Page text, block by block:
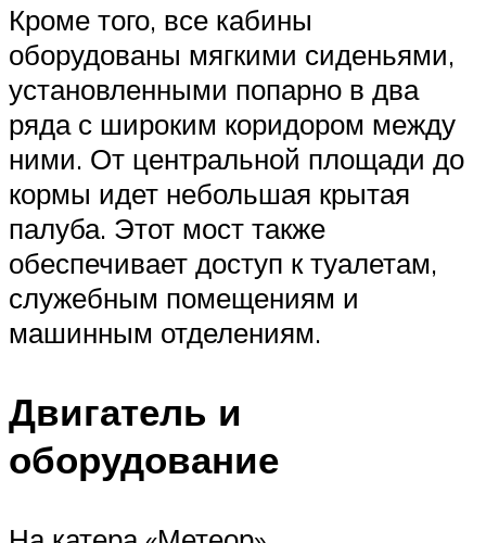
Кроме того, все кабины
оборудованы мягкими сиденьями,
установленными попарно в два
ряда с широким коридором между
ними. От центральной площади до
кормы идет небольшая крытая
палуба. Этот мост также
обеспечивает доступ к туалетам,
служебным помещениям и
машинным отделениям.
Двигатель и
оборудование